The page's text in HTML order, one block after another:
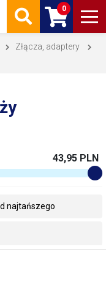
0
Złącza, adaptery
najtańszego
43,95 PLN